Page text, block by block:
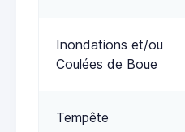
Inondations et/ou
Coulées de Boue
Tempête